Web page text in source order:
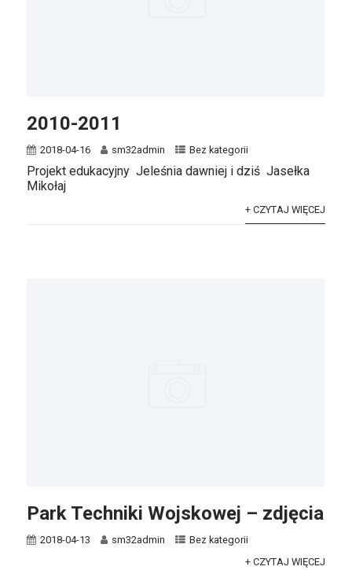
2010-2011
2018-04-16 sm32admin Bez kategorii
Projekt edukacyjny Jeleśnia dawniej i dziś Jasełka
Mikołaj
+ CZYTAJ WIĘCEJ
Park Techniki Wojskowej – zdjęcia
2018-04-13 sm32admin
Bez kategorii
+ CZYTAJ WIĘCEJ